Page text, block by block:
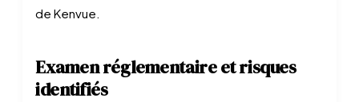
de Kenvue.
Examen réglementaire et risques
identifiés